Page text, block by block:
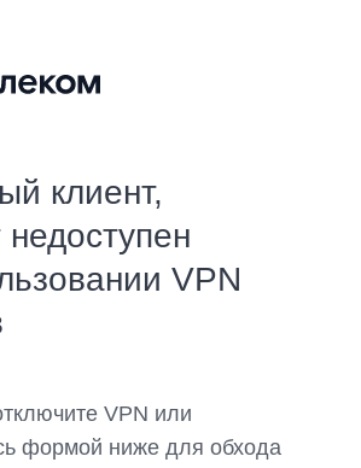
клиент,
VPN
VPN или
формой ниже для обхода